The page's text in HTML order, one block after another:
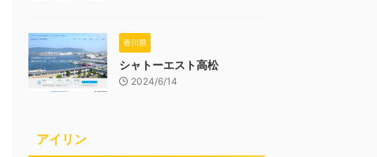
香川県
シャトーエスト高松
2024/6/14
アイリン